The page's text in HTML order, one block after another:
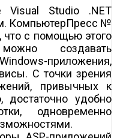
Visual Studio .NET
КомпьютерПресс №
что с помощью этого
создавать
приложения,
С точки зрения
привычных к
достаточно удобно
одновременно